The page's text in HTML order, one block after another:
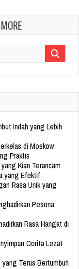
Indah yang Lebih
di Moskow
Praktis
Kian Terancam
yang Efektif
Rasa Unik yang
Pesona
Rasa Hangat di
Cerita Lezat
Terus Bertumbuh